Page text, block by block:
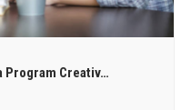
Program Creativ…